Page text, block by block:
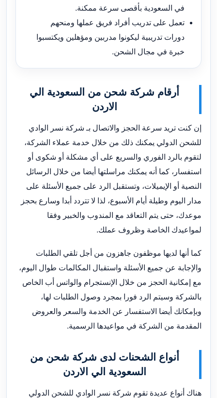
في السعودية بأقصى سرعة ممكنة.
تعمل على تدريب أفراد فريق عملها ومنحهم
دورات تدريبية ليكونوا مدربين ومؤهلين ويكتسبوا
خبرة في مجال الشحن.
أرقام شركة شحن من السعودية الي
الاردن
إن كنت تريد سرعة الحجز والاتصال بـ شركة نسر الوادي
للشحن الدولي يمكنك ذلك من خلال خدمة عملاء الشركة،
لتقوم بالرد الفوري والسريع على أي مشكلة أو شكوى أو
استفسار، كما أنه يمكنك مراسلتها أيضا من خلال الرسائل
النصية أو الإيميلات، وتستقبل الرد على جميع الأسئلة على
مدار اليوم وطيلة أيام الأسبوع، لذا لا تتردد أبدا وسارع بحجز
موعدك، حتى يتم التعاقد مع المندوب والخبير وفقا
لمواعيدك الخاصة وظروف عملك.
كما أنها لديها موظفون جاهزون من أجل تلقي الطلبات
والإجابة عن جميع الأسئلة واستقبال المكالمات طوال اليوم،
مع إمكانية الحجز من خلال الإنستجرام والواتس أب الخاص
بالشركة وسيتم الرد فورا بمجرد وصول الطلبات لها،
وبإمكانك أيضا الاستفسار عن الخدمة والسعر والعروض
المقدمة من الشركة في مواعيدها الرسمية.
أنواع الشحنات لدى شركة شحن من
السعودية الي الاردن
هناك أنواع عديدة تقوم شركة نسر الوادي للشحن الدولي